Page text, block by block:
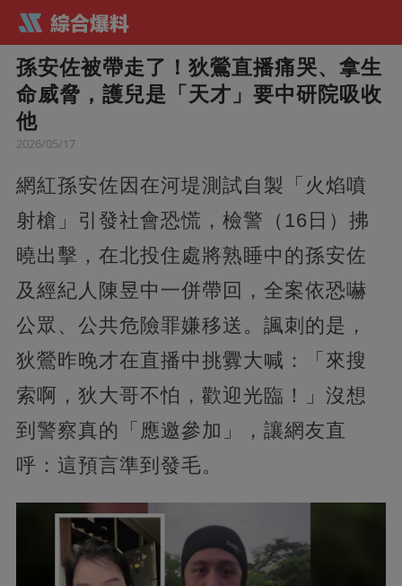
孫安佐被帶走了！狄鶯直播痛哭、拿生
命威脅，護兒是「天才」要中研院吸收
他
2026/05/17
網紅孫安佐因在河堤測試自製「火焰噴
射槍」引發社會恐慌，檢警（16日）拂
曉出擊，在北投住處將熟睡中的孫安佐
及經紀人陳昱中一併帶回，全案依恐嚇
公眾、公共危險罪嫌移送。諷刺的是，
狄鶯昨晚才在直播中挑釁大喊：「來搜
索啊，狄大哥不怕，歡迎光臨！」沒想
到警察真的「應邀參加」，讓網友直
呼：這預言準到發毛。